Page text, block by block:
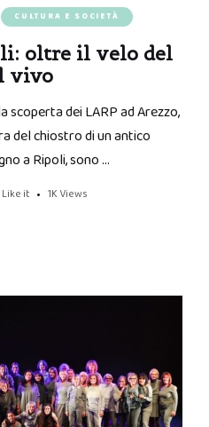
CULTURA E SOCIETÀ
oltre il velo del
vivo
scoperta dei LARP ad Arezzo,
del chiostro di un antico
a Ripoli, sono …
Like it 1K Views